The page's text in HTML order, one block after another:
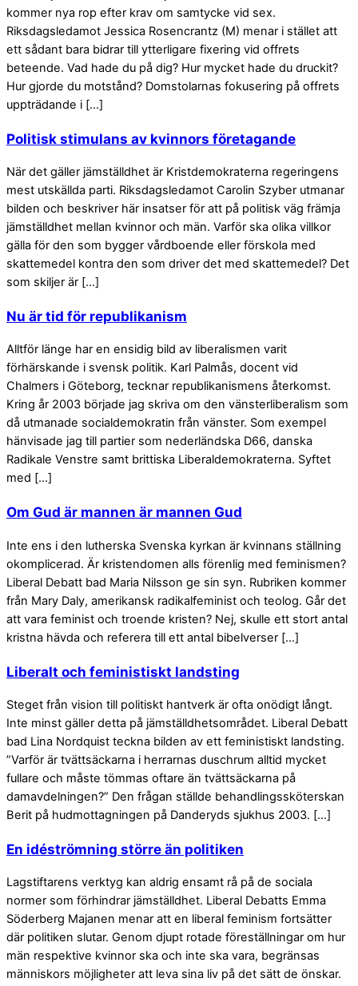
kommer nya rop efter krav om samtycke vid sex.
Riksdagsledamot Jessica Rosencrantz (M) menar i stället att
ett sådant bara bidrar till ytterligare fixering vid offrets
beteende. Vad hade du på dig? Hur mycket hade du druckit?
Hur gjorde du motstånd? Domstolarnas fokusering på offrets
uppträdande i […]
Politisk stimulans av kvinnors företagande
När det gäller jämställdhet är Kristdemokraterna regeringens
mest utskällda parti. Riksdagsledamot Carolin Szyber utmanar
bilden och beskriver här insatser för att på politisk väg främja
jämställdhet mellan kvinnor och män. Varför ska olika villkor
gälla för den som bygger vårdboende eller förskola med
skattemedel kontra den som driver det med skattemedel? Det
som skiljer är […]
Nu är tid för republikanism
Alltför länge har en ensidig bild av liberalismen varit
förhärskande i svensk politik. Karl Palmås, docent vid
Chalmers i Göteborg, tecknar republikanismens återkomst.
Kring år 2003 började jag skriva om den vänsterliberalism som
då utmanade socialdemokratin från vänster. Som exempel
hänvisade jag till partier som nederländska D66, danska
Radikale Venstre samt brittiska Liberaldemokraterna. Syftet
med […]
Om Gud är mannen är mannen Gud
Inte ens i den lutherska Svenska kyrkan är kvinnans ställning
okomplicerad. Är kristendomen alls förenlig med feminismen?
Liberal Debatt bad Maria Nilsson ge sin syn. Rubriken kommer
från Mary Daly, amerikansk radikalfeminist och teolog. Går det
att vara feminist och troende kristen? Nej, skulle ett stort antal
kristna hävda och referera till ett antal bibelverser […]
Liberalt och feministiskt landsting
Steget från vision till politiskt hantverk är ofta onödigt långt.
Inte minst gäller detta på jämställdhetsområdet. Liberal Debatt
bad Lina Nordquist teckna bilden av ett feministiskt landsting.
”Varför är tvättsäckarna i herrarnas duschrum alltid mycket
fullare och måste tömmas oftare än tvättsäckarna på
damavdelningen?” Den frågan ställde behandlingssköterskan
Berit på hudmottagningen på Danderyds sjukhus 2003. […]
En idéströmning större än politiken
Lagstiftarens verktyg kan aldrig ensamt rå på de sociala
normer som förhindrar jämställdhet. Liberal Debatts Emma
Söderberg Majanen menar att en liberal feminism fortsätter
där politiken slutar. Genom djupt rotade föreställningar om hur
män respektive kvinnor ska och inte ska vara, begränsas
människors möjligheter att leva sina liv på det sätt de önskar.